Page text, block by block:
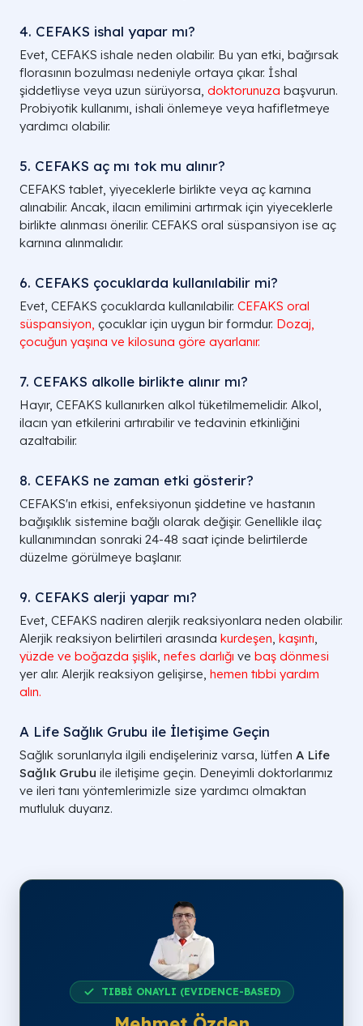
4. CEFAKS ishal yapar mı?
Evet, CEFAKS ishale neden olabilir. Bu yan etki, bağırsak
florasının bozulması nedeniyle ortaya çıkar. İshal
şiddetliyse veya uzun sürüyorsa, doktorunuza başvurun.
Probiyotik kullanımı, ishali önlemeye veya hafifletmeye
yardımcı olabilir.
5. CEFAKS aç mı tok mu alınır?
CEFAKS tablet, yiyeceklerle birlikte veya aç karnına
alınabilir. Ancak, ilacın emilimini artırmak için yiyeceklerle
birlikte alınması önerilir. CEFAKS oral süspansiyon ise aç
karnına alınmalıdır.
6. CEFAKS çocuklarda kullanılabilir mi?
Evet, CEFAKS çocuklarda kullanılabilir. CEFAKS oral
süspansiyon, çocuklar için uygun bir formdur. Dozaj,
çocuğun yaşına ve kilosuna göre ayarlanır.
7. CEFAKS alkolle birlikte alınır mı?
Hayır, CEFAKS kullanırken alkol tüketilmemelidir. Alkol,
ilacın yan etkilerini artırabilir ve tedavinin etkinliğini
azaltabilir.
8. CEFAKS ne zaman etki gösterir?
CEFAKS'ın etkisi, enfeksiyonun şiddetine ve hastanın
bağışıklık sistemine bağlı olarak değişir. Genellikle ilaç
kullanımından sonraki 24-48 saat içinde belirtilerde
düzelme görülmeye başlanır.
9. CEFAKS alerji yapar mı?
Evet, CEFAKS nadiren alerjik reaksiyonlara neden olabilir.
Alerjik reaksiyon belirtileri arasında kurdeşen, kaşıntı,
yüzde ve boğazda şişlik, nefes darlığı ve baş dönmesi
yer alır. Alerjik reaksiyon gelişirse, hemen tıbbi yardım
alın.
A Life Sağlık Grubu ile İletişime Geçin
Sağlık sorunlarıyla ilgili endişeleriniz varsa, lütfen A Life
Sağlık Grubu ile iletişime geçin. Deneyimli doktorlarımız
ve ileri tanı yöntemlerimizle size yardımcı olmaktan
mutluluk duyarız.
TIBBİ ONAYLI (EVIDENCE-BASED)